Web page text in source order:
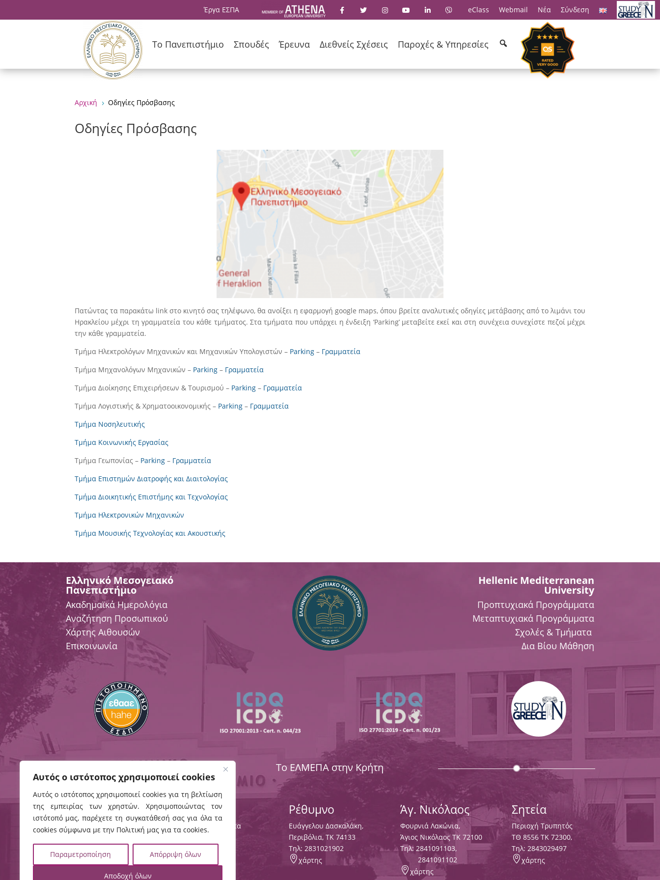
Αυτός ο ιστότοπος χρησιμοποιεί cookies
Αυτός ο ιστότοπος χρησιμοποιεί cookies για τη βελτίωση
της εμπειρίας των χρηστών. Χρησιμοποιώντας τον
ιστότοπό μας, παρέχετε τη συγκατάθεσή σας για όλα τα
cookies σύμφωνα με την Πολιτική μας για τα cookies.
Παραμετροποίηση Απόρριψη όλων
Αποδοχή όλων
Έργα ΕΣΠΑ eClass Webmail Νέα Σύνδεση
Το Πανεπιστήμιο Σπουδές Έρευνα Διεθνείς Σχέσεις Παροχές & Υπηρεσίες
Αρχική 5 Οδηγίες Πρόσβασης
Οδηγίες Πρόσβασης
Πατώντας τα παρακάτω link στο κινητό σας τηλέφωνο, θα ανοίξει η εφαρμογή google maps, όπου βρείτε αναλυτικές οδηγίες μετάβασης από το λιμάνι του
Ηρακλείου μέχρι τη γραμματεία του κάθε τμήματος. Στα τμήματα που υπάρχει η ένδειξη ‘Parking’ μεταβείτε εκεί και στη συνέχεια συνεχίστε πεζοί μέχρι
την κάθε γραμματεία.
Τμήμα Ηλεκτρολόγων Μηχανικών και Μηχανικών Υπολογιστών – Parking – Γραμματεία
Τμήμα Μηχανολόγων Μηχανικών – Parking – Γραμματεία
Τμήμα Διοίκησης Επιχειρήσεων & Τουρισμού – Parking – Γραμματεία
Τμήμα Λογιστικής & Χρηματοοικονομικής – Parking – Γραμματεία
Τμήμα Νοσηλευτικής
Τμήμα Κοινωνικής Εργασίας
Τμήμα Γεωπονίας – Parking – Γραμματεία
Τμήμα Επιστημών Διατροφής και Διαιτολογίας
Τμήμα Διοικητικής Επιστήμης και Τεχνολογίας
Τμήμα Ηλεκτρονικών Μηχανικών
Τμήμα Μουσικής Τεχνολογίας και Ακουστικής
Ελληνικό Μεσογειακό
Πανεπιστήμιο
Ακαδημαϊκά Ημερολόγια
Αναζήτηση Προσωπικού
Χάρτης Αιθουσών
Επικοινωνία
Hellenic Mediterranean
University
Προπτυχιακά Προγράμματα
Μεταπτυχιακά Προγράμματα
Σχολές & Τμήματα
Δια Βίου Μάθηση
Το ΕΛΜΕΠΑ στην Κρήτη
Ηράκλειο
Εσταυρωμένος
2810379200
 Πρωτόκολλο
Χανιά
Ρωμανού 3, Χαλέπα
2821023058
Ρέθυμνο
Ευάγγελου Δασκαλάκη,
Περιβόλια, ΤΚ 74133
Tηλ:2831021902
χάρτης
Άγ. Νικόλαος
Φουρνιά Λακώνια,
Άγιος Νικόλαος ΤΚ 72100
Τηλ: 2841091103,
2841091102
χάρτης
Σητεία
Περιοχή Τρυπητός
ΤΘ 8556 ΤΚ 72300,
Τηλ: 2843029497
χάρτης